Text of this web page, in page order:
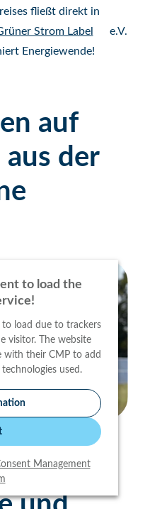
fließt direkt in
Strom Label
e.V.
Energiewende!
auf
der
to load the
load due to trackers
visitor. The website
with their CMP to add
used.
Management
Die